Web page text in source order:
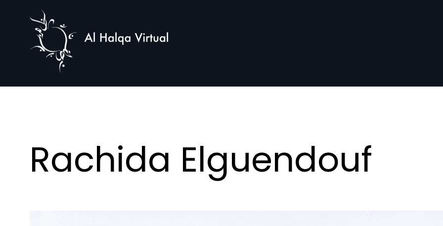
Al
Halqa
Rachida Elguendouf